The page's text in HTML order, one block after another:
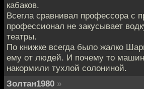
кабаков.
Всегла сравнивал профессора с
профессионал не закусывает
театры.
По книжке всегда было жалко
ему от людей. И почему то
накормили тухлой солониной.
Золтан1980 »